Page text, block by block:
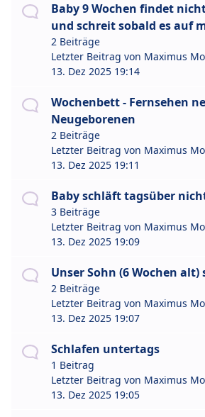
Baby 9 Wochen findet
und schreit sobald es auf
2 Beiträge
Letzter Beitrag von Maximus
13. Dez 2025 19:14
Wochenbett - Fernsehen
Neugeborenen
2 Beiträge
Letzter Beitrag von Maximus
13. Dez 2025 19:11
Baby schläft tagsüber
3 Beiträge
Letzter Beitrag von Maximus
13. Dez 2025 19:09
Unser Sohn (6 Wochen
2 Beiträge
Letzter Beitrag von Maximus
13. Dez 2025 19:07
Schlafen untertags
1 Beitrag
Letzter Beitrag von Maximus
13. Dez 2025 19:05